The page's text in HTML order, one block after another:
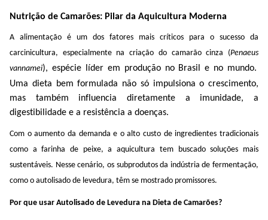
Nutrição de Camarões: Pilar da Aquicultura Moderna
A alimentação é um dos fatores mais críticos para o sucesso da
carcinicultura, especialmente na criação do camarãocinza (Penaeus
vannamei), espécie líder em produção no Brasil e no mundo.
Uma dieta bem formulada não só impulsiona o crescimento,
mas também influencia diretamente a imunidade, a
digestibilidade e a resistência a doenças.
Com o aumento da demanda e o alto custo de ingredientes tradicionais
como a farinha de peixe, a aquicultura tem buscado soluções mais
sustentáveis. Nesse cenário, os subprodutos da indústria de fermentação,
como o autolisado de levedura, têm se mostrado promissores.
Por que usar Autolisado de Levedura na Dieta de Camarões?